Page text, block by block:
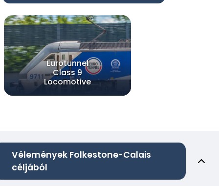
Eurotunnel
Class 9
Locomotive
Vélemények Folkestone-Calais
céljából